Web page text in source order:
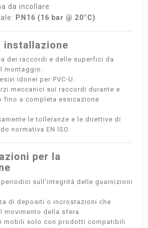
da incollare
PN16 (16 bar @ 20°C)
installazione
dei raccordi e delle superfici da
montaggio.
idonei per PVC-U.
meccanici sui raccordi durante e
fino a completa essicazione
le tolleranze e le direttive di
normativa EN ISO.
per la
sull'integrità delle guarnizioni
di depositi o incrostazioni che
movimento della sfera.
mobili solo con prodotti compatibili